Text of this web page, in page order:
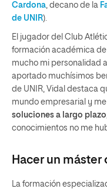
Cardona , decano de la
de UNIR).
El jugador del Club
formación académica
mucho mi personalidad
aportado muchísimos
de UNIR, Vidal destaca
mundo empresarial y
soluciones a largo plazo
conocimientos no me
Hacer un máster
La formación